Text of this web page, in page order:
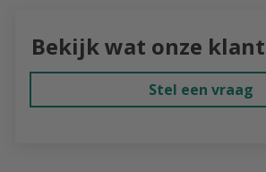
Bekijk wat onze
Stel een vraag